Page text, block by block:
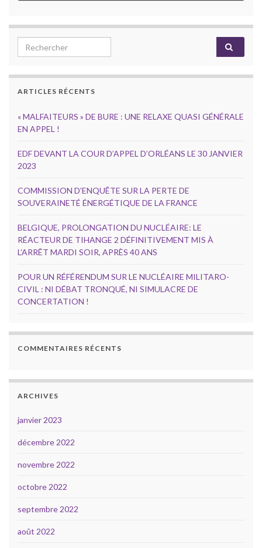
Search for:
ARTICLES RÉCENTS
« MALFAITEURS » DE BURE : UNE RELAXE QUASI GÉNÉRALE
EN APPEL !
EDF DEVANT LA COUR D’APPEL D’ORLÉANS LE 30 JANVIER
2023
COMMISSION D’ENQUÊTE SUR LA PERTE DE
SOUVERAINETÉ ÉNERGÉTIQUE DE LA FRANCE
BELGIQUE, PROLONGATION DU NUCLÉAIRE: LE
RÉACTEUR DE TIHANGE 2 DÉFINITIVEMENT MIS À
L’ARRÊT MARDI SOIR, APRÈS 40 ANS
POUR UN RÉFÉRENDUM SUR LE NUCLÉAIRE MILITARO-
CIVIL : NI DÉBAT TRONQUÉ, NI SIMULACRE DE
CONCERTATION !
COMMENTAIRES RÉCENTS
ARCHIVES
janvier 2023
décembre 2022
novembre 2022
octobre 2022
septembre 2022
août 2022